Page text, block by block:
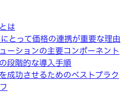
は
とって価格の連携が重要な理由
ーションの主要コンポーネント
段階的な導入手順
成功させるためのベストプラク